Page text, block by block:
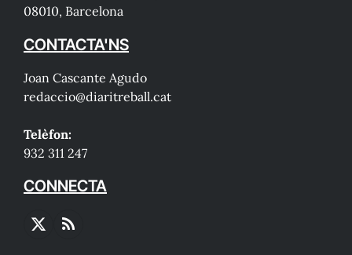
08010, Barcelona
CONTACTA'NS
Joan Cascante Agudo
redaccio@diaritreball.cat
Telèfon:
932 311 247
CONNECTA
X
RSS